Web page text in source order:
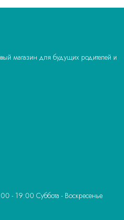
магазин для будущих родителей и
- 19:00 Суббота - Воскресенье